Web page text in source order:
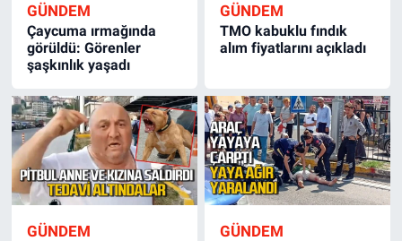
GÜNDEM
Çaycuma ırmağında
görüldü: Görenler
şaşkınlık yaşadı
GÜNDEM
TMO kabuklu fındık
alım fiyatlarını açıkladı
GÜNDEM GÜNDEM